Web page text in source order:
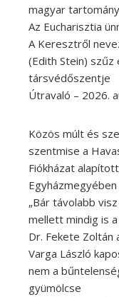
magyar
Az Eucharisztia
A Keresztről
(Edith Stein) szűz
társvédőszentje
Útravaló – 2026.
Közös múlt és
szentmise a
Fiókházat
Egyházmegyében
„Bár távolabb
mellett mindig is
Dr. Fekete Zoltán
Varga László
nem a
gyümölcse